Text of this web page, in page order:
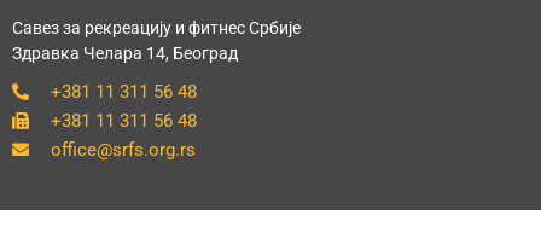
Савез за рекреацију и фитнес Србије
Здравка Челара 14, Београд
+381 11 311 56 48
+381 11 311 56 48
office@srfs.org.rs